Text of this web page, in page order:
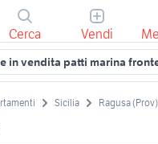
Cerca Vendi
in vendita patti marina
Sicilia Ragusa (Prov)